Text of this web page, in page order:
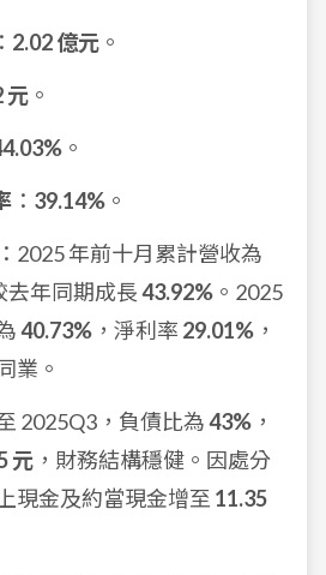
： 2.02 億元 。
元 。
。
： 39.14% 。
：2025 年前十月累計營收為
去年同期成長43.92% 。2025
40.73% ，淨利率 29.01% ，
業。
2025Q3，負債比為43% ，
元 ，財務結構穩健。因處分
現金及約當現金增至 11.35